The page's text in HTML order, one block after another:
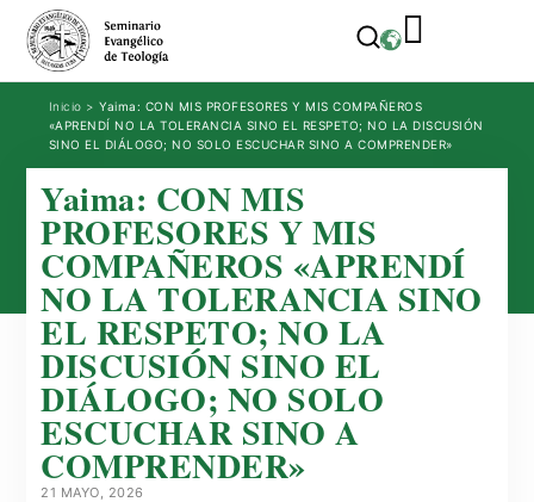
Inicio >Yaima: CON MIS PROFESORES Y MIS COMPAÑEROS
«APRENDÍ NO LA TOLERANCIA SINO EL RESPETO; NO LA DISCUSIÓN
SINO EL DIÁLOGO; NO SOLO ESCUCHAR SINO A COMPRENDER»
Yaima: CON MIS
PROFESORES Y MIS
COMPAÑEROS «APRENDÍ
NO LA TOLERANCIA SINO
EL RESPETO; NO LA
DISCUSIÓN SINO EL
DIÁLOGO; NO SOLO
ESCUCHAR SINO A
COMPRENDER»
21 MAYO, 2026